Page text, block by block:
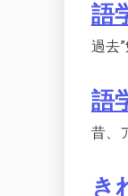
語
過去
語
昔、
き